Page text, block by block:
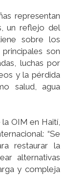
representan
un reflejo del
sobre los
son
luchas por
y la pérdida
salud, agua
OIM en Haití,
“Se
restaurar la
alternativas
y compleja